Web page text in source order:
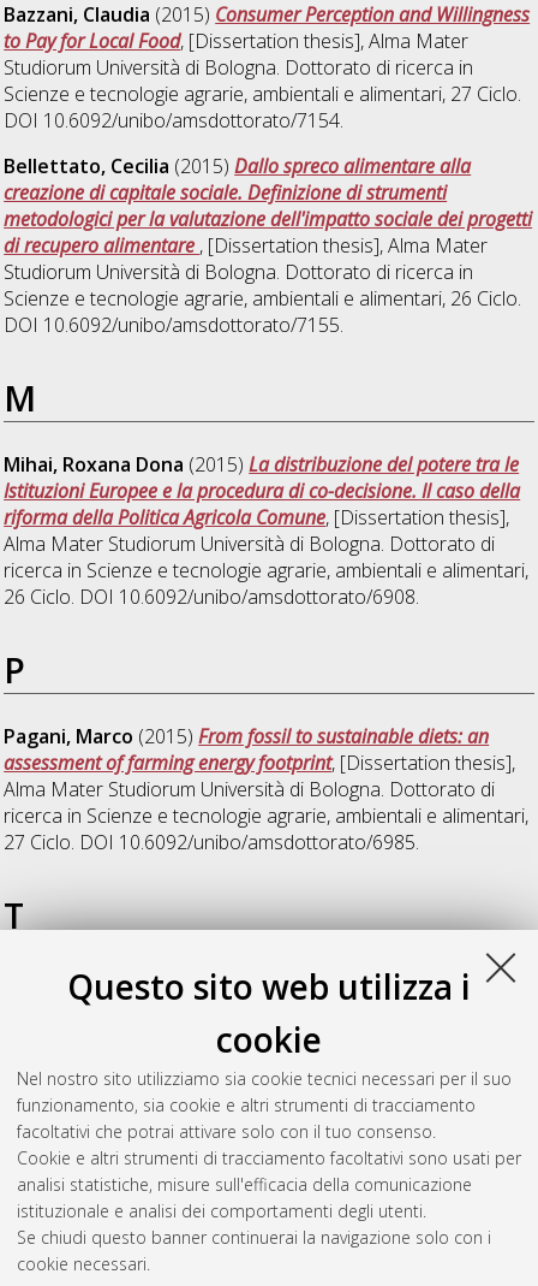
Questo sito web utilizza i
cookie
Nel nostro sito utilizziamo sia cookie tecnici necessari per il suo
funzionamento, sia cookie e altri strumenti di tracciamento
facoltativi che potrai attivare solo con il tuo consenso.
Cookie e altri strumenti di tracciamento facoltativi sono usati per
analisi statistiche, misure sull'efficacia della comunicazione
istituzionale e analisi dei comportamenti degli utenti.
Se chiudi questo banner continuerai la navigazione solo con i
cookie necessari.
Bazzani, Claudia (2015) Consumer Perception and Willingness
to Pay for Local Food, [Dissertation thesis], Alma Mater
Studiorum Università di Bologna. Dottorato di ricerca in
Scienze e tecnologie agrarie, ambientali e alimentari, 27 Ciclo.
DOI 10.6092/unibo/amsdottorato/7154.
Bellettato, Cecilia (2015)Dallo spreco alimentare alla
creazione di capitale sociale. Definizione di strumenti
metodologici per la valutazione dell'impatto sociale dei progetti
di recupero alimentare , [Dissertation thesis], Alma Mater
Studiorum Università di Bologna. Dottorato di ricerca in
Scienze e tecnologie agrarie, ambientali e alimentari, 26 Ciclo.
DOI 10.6092/unibo/amsdottorato/7155.
M
Mihai, Roxana Dona (2015)La distribuzione del potere tra le
Istituzioni Europee e la procedura di co-decisione. Il caso della
riforma della Politica Agricola Comune, [Dissertation thesis],
Alma Mater Studiorum Università di Bologna. Dottorato di
ricerca in Scienze e tecnologie agrarie, ambientali e alimentari,
26 Ciclo. DOI 10.6092/unibo/amsdottorato/6908.
P
Pagani, Marco (2015)From fossil to sustainable diets: an
assessment of farming energy footprint, [Dissertation thesis],
Alma Mater Studiorum Università di Bologna. Dottorato di
ricerca in Scienze e tecnologie agrarie, ambientali e alimentari,
27 Ciclo. DOI 10.6092/unibo/amsdottorato/6985.
T
Todorov, Kiril(2015) Entrepreneurship influential factors in
development of rural tourism as diversified rural activity in
, [Dissertation thesis], Alma Mater
Studiorum Università di Bologna. Dottorato di ricerca in
Scienze e tecnologie agrarie, ambientali e alimentari, 26 Ciclo.
DOI 10.6092/unibo/amsdottorato/7029.
Questa lista e' stata generata il Thu Aug 6 20:32:47 2026
Atom